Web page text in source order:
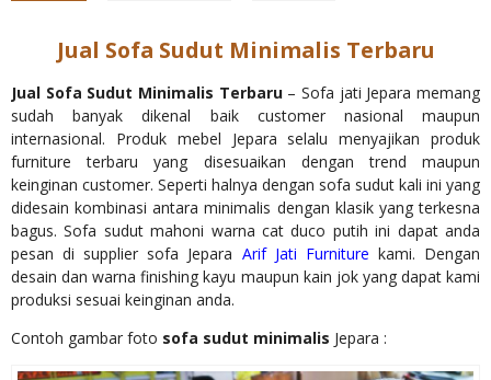
Jual Sofa Sudut Minimalis Terbaru
Jual Sofa Sudut Minimalis Terbaru– Sofa jati Jepara memang
sudah banyak dikenal baik customer nasional maupun
internasional. Produk mebel Jepara selalu menyajikan produk
furniture terbaru yang disesuaikan dengan trend maupun
keinginan customer. Seperti halnya dengan sofa sudut kali ini yang
didesain kombinasi antara minimalis dengan klasik yang terkesna
bagus. Sofa sudut mahoni warna cat duco putih ini dapat anda
pesan di supplier sofa Jepara Arif Jati Furniture kami. Dengan
desain dan warna finishing kayu maupun kain jok yang dapat kami
produksi sesuai keinginan anda.
Contoh gambar foto sofa sudut minimalis Jepara :